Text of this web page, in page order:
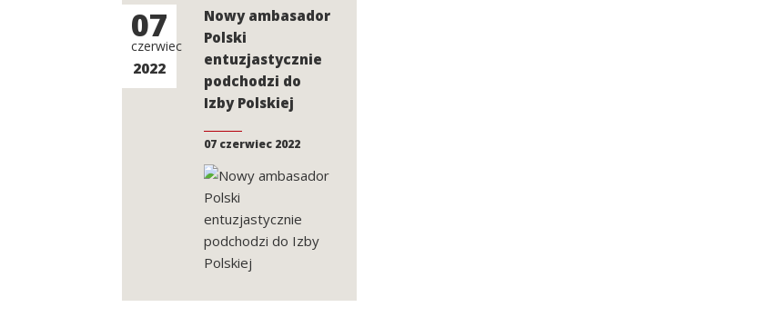
07
czerwiec
2022
Nowy ambasador
Polski
entuzjastycznie
podchodzi do
Izby Polskiej
07 czerwiec 2022